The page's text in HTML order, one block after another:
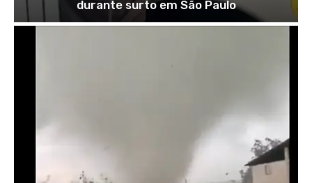
durante surto em São Paulo